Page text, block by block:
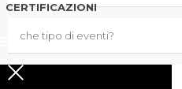
CERTIFICAZIONI